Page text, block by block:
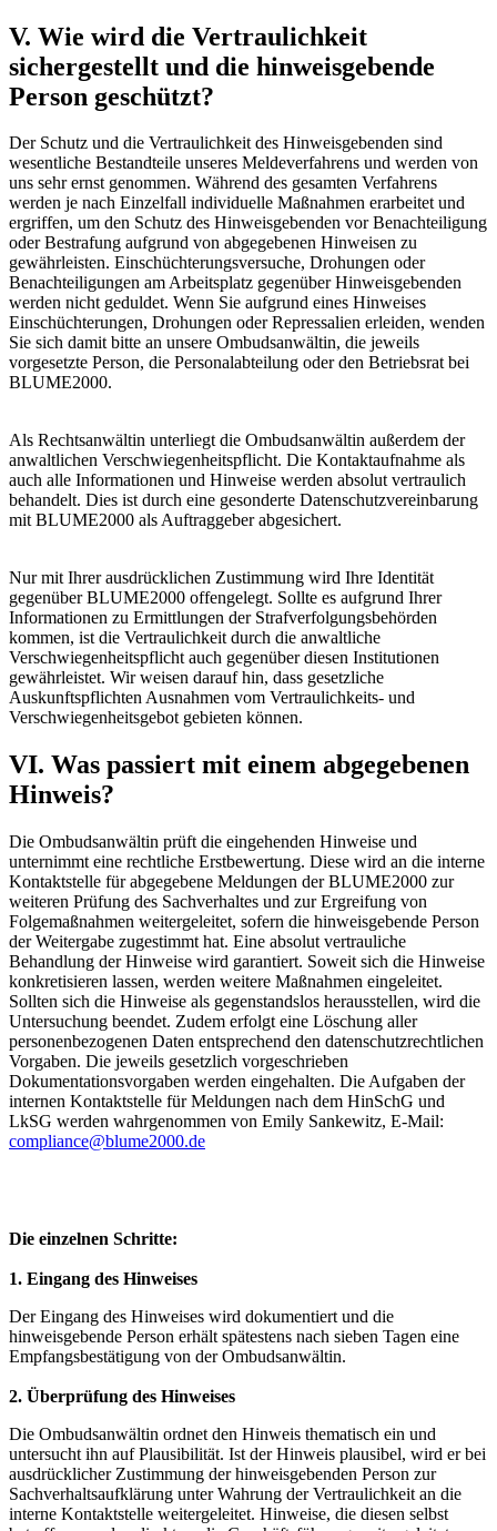
V. Wie wird die Vertraulichkeit
sichergestellt und die hinweisgebende
Person geschützt?
Der Schutz und die Vertraulichkeit des Hinweisgebenden sind
wesentliche Bestandteile unseres Meldeverfahrens und werden von
uns sehr ernst genommen. Während des gesamten Verfahrens
werden je nach Einzelfall individuelle Maßnahmen erarbeitet und
ergriffen, um den Schutz des Hinweisgebenden vor Benachteiligung
oder Bestrafung aufgrund von abgegebenen Hinweisen zu
gewährleisten. Einschüchterungsversuche, Drohungen oder
Benachteiligungen am Arbeitsplatz gegenüber Hinweisgebenden
werden nicht geduldet. Wenn Sie aufgrund eines Hinweises
Einschüchterungen, Drohungen oder Repressalien erleiden, wenden
Sie sich damit bitte an unsere Ombudsanwältin, die jeweils
vorgesetzte Person, die Personalabteilung oder den Betriebsrat bei
BLUME2000.
Als Rechtsanwältin unterliegt die Ombudsanwältin außerdem der
anwaltlichen Verschwiegenheitspflicht. Die Kontaktaufnahme als
auch alle Informationen und Hinweise werden absolut vertraulich
behandelt. Dies ist durch eine gesonderte Datenschutzvereinbarung
mit BLUME2000 als Auftraggeber abgesichert.
Nur mit Ihrer ausdrücklichen Zustimmung wird Ihre Identität
gegenüber BLUME2000 offengelegt. Sollte es aufgrund Ihrer
Informationen zu Ermittlungen der Strafverfolgungsbehörden
kommen, ist die Vertraulichkeit durch die anwaltliche
Verschwiegenheitspflicht auch gegenüber diesen Institutionen
gewährleistet. Wir weisen darauf hin, dass gesetzliche
Auskunftspflichten Ausnahmen vom Vertraulichkeits- und
Verschwiegenheitsgebot gebieten können.
VI. Was passiert mit einem abgegebenen
Hinweis?
Die Ombudsanwältin prüft die eingehenden Hinweise und
unternimmt eine rechtliche Erstbewertung. Diese wird an die interne
Kontaktstelle für abgegebene Meldungen der BLUME2000 zur
weiteren Prüfung des Sachverhaltes und zur Ergreifung von
Folgemaßnahmen weitergeleitet, sofern die hinweisgebende Person
der Weitergabe zugestimmt hat. Eine absolut vertrauliche
Behandlung der Hinweise wird garantiert. Soweit sich die Hinweise
konkretisieren lassen, werden weitere Maßnahmen eingeleitet.
Sollten sich die Hinweise als gegenstandslos herausstellen, wird die
Untersuchung beendet. Zudem erfolgt eine Löschung aller
personenbezogenen Daten entsprechend den datenschutzrechtlichen
Vorgaben. Die jeweils gesetzlich vorgeschrieben
Dokumentationsvorgaben werden eingehalten. Die Aufgaben der
internen Kontaktstelle für Meldungen nach dem HinSchG und
LkSG werden wahrgenommen von Emily Sankewitz, E-Mail:
compliance@blume2000.de
Die einzelnen Schritte:
1. Eingang des Hinweises
Der Eingang des Hinweises wird dokumentiert und die
hinweisgebende Person erhält spätestens nach sieben Tagen eine
Empfangsbestätigung von der Ombudsanwältin.
2. Überprüfung des Hinweises
Die Ombudsanwältin ordnet den Hinweis thematisch ein und
untersucht ihn auf Plausibilität. Ist der Hinweis plausibel, wird er bei
ausdrücklicher Zustimmung der hinweisgebenden Person zur
Sachverhaltsaufklärung unter Wahrung der Vertraulichkeit an die
interne Kontaktstelle weitergeleitet. Hinweise, die diesen selbst